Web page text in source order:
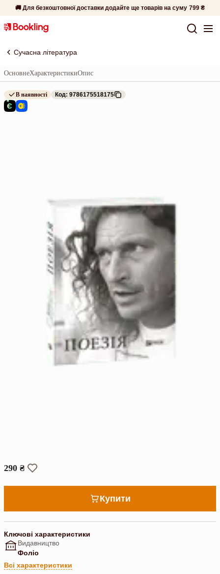
🚚 Для безкоштовної доставки додайте ще товарів на суму 799 ₴
Сучасна література
ОсновнеХарактеристикиОпис
В наявності Код: 9786175518175
290 ₴
Купити
Ключові характеристики
Видавництво
Фоліо
Всі характеристики